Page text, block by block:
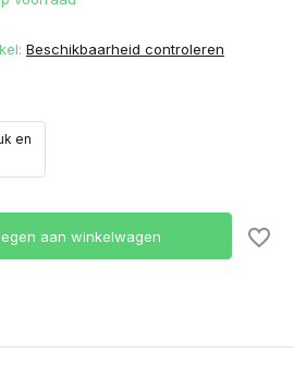
Beschikbaarheid controleren
en
aan winkelwagen